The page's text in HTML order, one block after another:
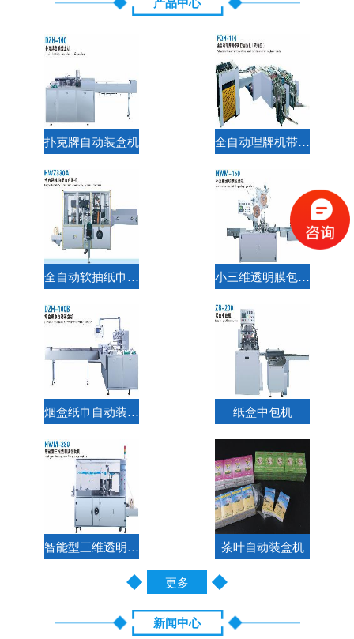
扑克牌自动装盒机 全自动理牌机带两套圆角机（双通道）
全自动软抽纸巾包装机 小三维透明膜包装机
烟盒纸巾自动装盒机 纸盒中包机
智能型三维透明膜包装机 茶叶自动装盒机
更多
新闻中心